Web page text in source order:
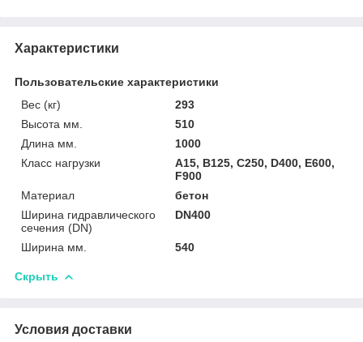
Характеристики
Пользовательские характеристики
Вес (кг)
293
Высота мм.
510
Длина мм.
1000
Класс нагрузки
A15, B125, C250, D400, E600,
F900
Материал
бетон
Ширина гидравлического
сечения (DN)
DN400
Ширина мм. 540
Скрыть
Условия доставки